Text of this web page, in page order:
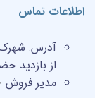
اطلاعات تماس
آدرس: شهرک
از بازدید
مدیر فروش